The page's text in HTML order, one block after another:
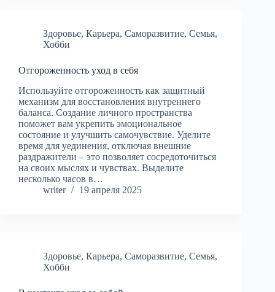
Здоровье, Карьера, Саморазвитие, Семья,
Хобби
Отгороженность уход в себя
Используйте отгороженность как защитный
механизм для восстановления внутреннего
баланса. Создание личного пространства
поможет вам укрепить эмоциональное
состояние и улучшить самочувствие. Уделите
время для уединения, отключая внешние
раздражители – это позволяет сосредоточиться
на своих мыслях и чувствах. Выделите
несколько часов в…
writer
19 апреля 2025
Здоровье, Карьера, Саморазвитие, Семья,
Хобби